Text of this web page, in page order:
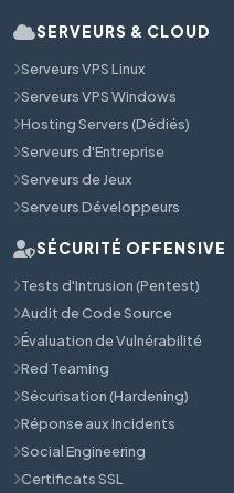
SERVEURS & CLOUD
Serveurs VPS Linux
Serveurs VPS Windows
Hosting Servers (Dédiés)
Serveurs d'Entreprise
Serveurs de Jeux
Serveurs Développeurs
SÉCURITÉ OFFENSIVE
Tests d'Intrusion (Pentest)
Audit de Code Source
Évaluation de Vulnérabilité
Red Teaming
Sécurisation (Hardening)
Réponse aux Incidents
Social Engineering
Certificats SSL